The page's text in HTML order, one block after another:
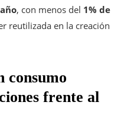
, con menos del 1% de
reutilizada en la creación
consumo
frente al